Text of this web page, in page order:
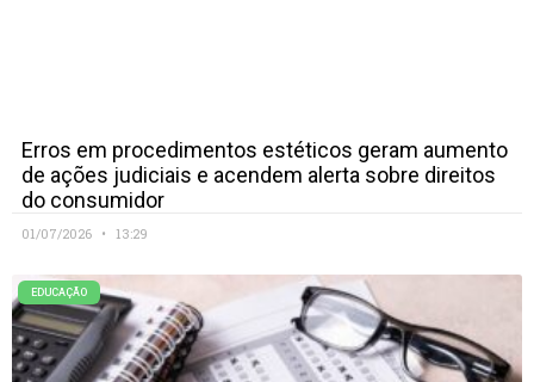
Erros em procedimentos estéticos geram aumento
de ações judiciais e acendem alerta sobre direitos
do consumidor
01/07/2026 13:29
EDUCAÇÃO